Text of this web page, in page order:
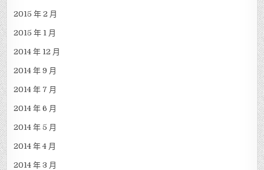
2015 年 2 月
2015 年 1 月
2014 年 12 月
2014 年 9 月
2014 年 7 月
2014 年 6 月
2014 年 5 月
2014 年 4 月
2014 年 3 月